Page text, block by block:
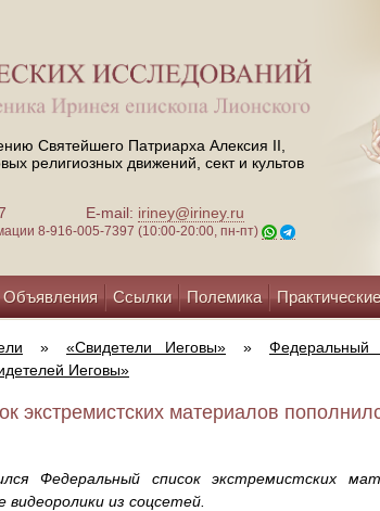
Святейшего Патриарха Алексия II,
религиозных движений, сект и культов
47 E-mail: iriney@iriney.ru
8-916-005-7397 (10:00-20:00, пн-пт)
Объявления Ссылки Полемика
» «Свидетели Иеговы» »
Федеральный
Иеговы»
экстремистских материалов
Федеральный список экстремистских
из соцсетей.